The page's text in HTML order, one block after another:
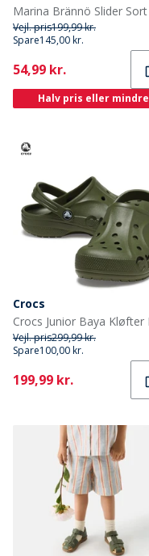
Marina Brännö Slider Sort
Vejl. pris199,99 kr.
Spare145,00 kr.
Current
54,99 kr.
Halv pris eller mindre
Crocs
Vejl. pris299,99 kr.
Spare100,00 kr.
Current
199,99 kr.